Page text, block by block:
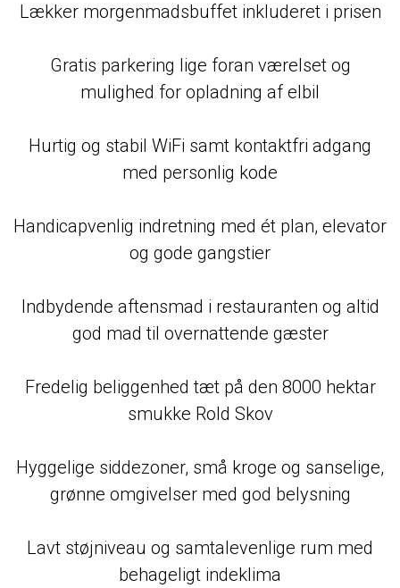
Lækker morgenmadsbuffet inkluderet i prisen
Gratis parkering lige foran værelset og
mulighed for opladning af elbil
Hurtig og stabil WiFi samt kontaktfri adgang
med personlig kode
Handicapvenlig indretning med ét plan, elevator
og gode gangstier
Indbydende aftensmad i restauranten og altid
god mad til overnattende gæster
Fredelig beliggenhed tæt på den 8000 hektar
smukke Rold Skov
Hyggelige siddezoner, små kroge og sanselige,
grønne omgivelser med god belysning
Lavt støjniveau og samtalevenlige rum med
behageligt indeklima